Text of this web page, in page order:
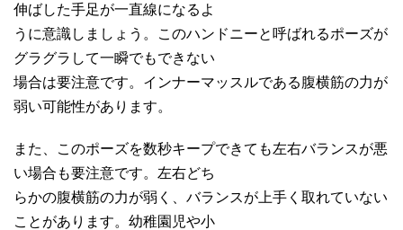
伸ばした手足が一直線になるよ
うに意識しましょう。このハンドニーと呼ばれるポーズが
グラグラして一瞬でもできない
場合は要注意です。インナーマッスルである腹横筋の力が
弱い可能性があります。
また、このポーズを数秒キープできても左右バランスが悪
い場合も要注意です。左右どち
らかの腹横筋の力が弱く、バランスが上手く取れていない
ことがあります。幼稚園児や小